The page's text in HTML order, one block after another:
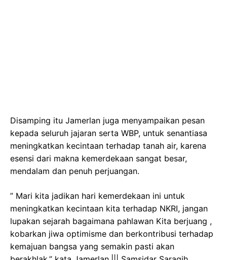
Disamping itu Jamerlan juga menyampaikan pesan
kepada seluruh jajaran serta WBP, untuk senantiasa
meningkatkan kecintaan terhadap tanah air, karena
esensi dari makna kemerdekaan sangat besar,
mendalam dan penuh perjuangan.
” Mari kita jadikan hari kemerdekaan ini untuk
meningkatkan kecintaan kita terhadap NKRI, jangan
lupakan sejarah bagaimana pahlawan Kita berjuang ,
kobarkan jiwa optimisme dan berkontribusi terhadap
kemajuan bangsa yang semakin pasti akan